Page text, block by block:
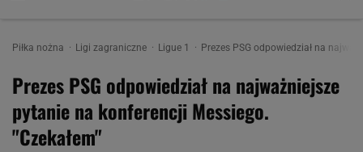
Piłka nożna Ligi zagraniczne Ligue 1 Prezes PSG odpowiedział na
Prezes PSG odpowiedział na najważniejsze
pytanie na konferencji Messiego.
"Czekałem"